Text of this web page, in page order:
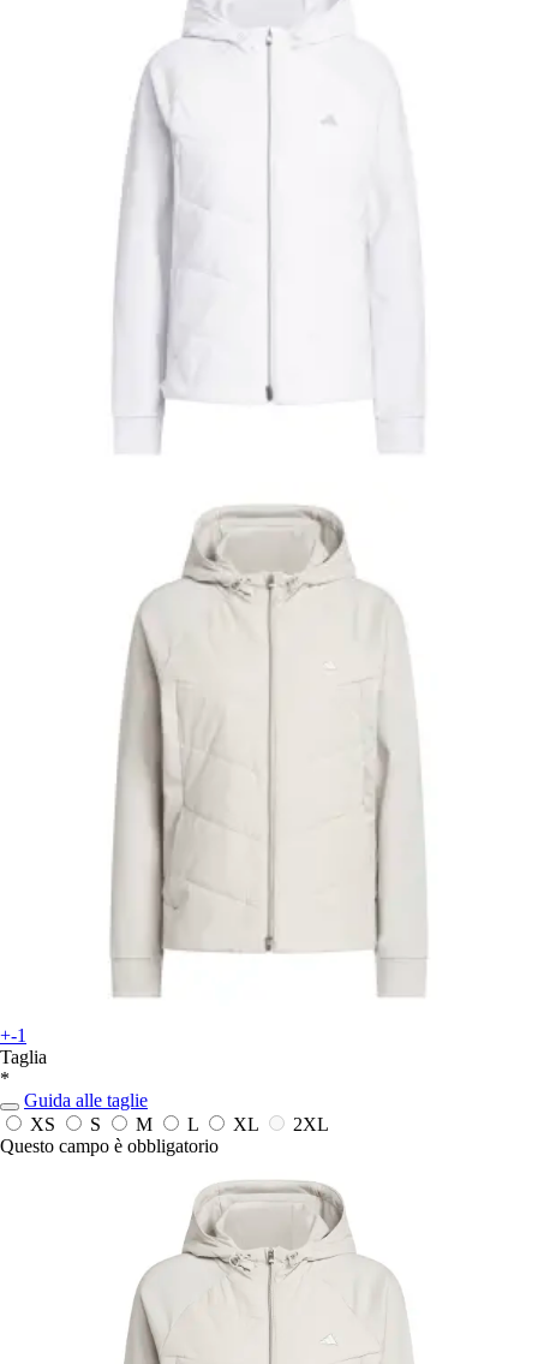
+-1
Taglia
*
Guida alle taglie
XS
S M L XL
2XL
Questo campo è obbligatorio